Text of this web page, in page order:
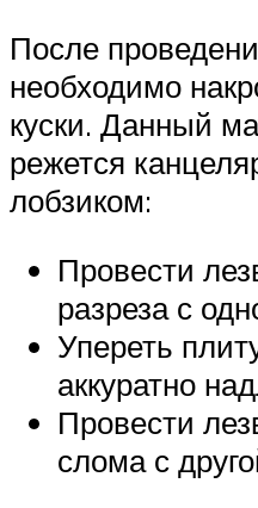
После
необходимо
куски. Данный
режется
лобзиком:
Провести
разреза с
Упереть
аккуратно
Провести
слома с